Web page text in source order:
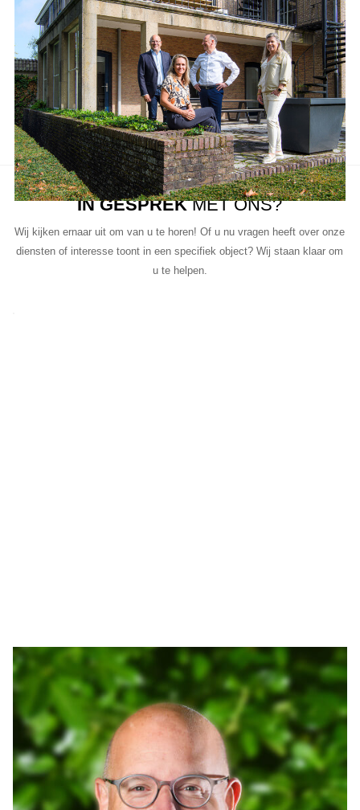
Aanbod van LUC
Neem de tijd om onze lijst met beschikbare object te bekijken en
aarzel niet om contact met ons op te nemen als u vragen heeft, meer
informatie wilt of een bezichtiging wil plannen.
Ons team van vastgoedprofessionals staat klaar om u te helpen bij
elke stap van het proces.
IN GESPREKMET ONS?
Wij kijken ernaar uit om van u te horen! Of u nu vragen heeft over onze
diensten of interesse toont in een specifiek object? Wij staan klaar om
u te helpen.
Arthur Lankhuizen
06 551 184 60
arthur@lucvastgoed.nl
Contact opnemen